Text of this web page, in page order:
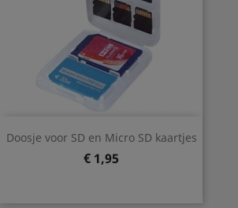
Doosje voor SD en Micro SD kaartjes
Prijs
€ 1,95